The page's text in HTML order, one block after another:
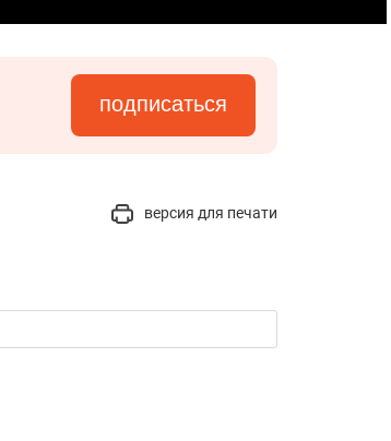
подписаться
версия для печати